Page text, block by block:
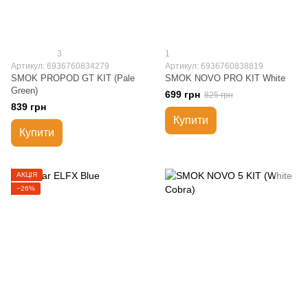
3
Артикул: 6936760834279
SMOK PROPOD GT KIT (Pale
Green)
839 грн
Купити
1
Артикул: 6936760838819
SMOK NOVO PRO KIT White
699 грн 825 грн
Купити
АКЦІЯ
−26%